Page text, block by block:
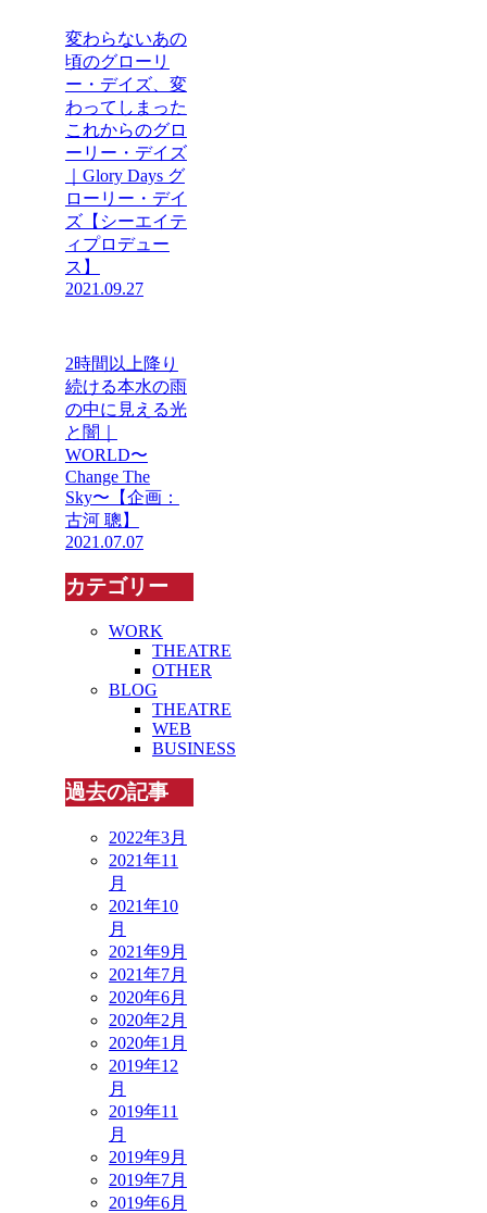
変わらないあの
頃のグローリ
ー・デイズ、変
わってしまった
これからのグロ
ーリー・デイズ
｜Glory Days グ
ローリー・デイ
ズ【シーエイテ
ィプロデュー
ス】
2021.09.27
2時間以上降り
続ける本水の雨
の中に見える光
と闇｜
WORLD〜
Change The
Sky〜【企画：
古河 聰】
2021.07.07
カテゴリー
WORK
THEATRE
OTHER
BLOG
THEATRE
WEB
BUSINESS
過去の記事
2022年3月
2021年11
月
2021年10
月
2021年9月
2021年7月
2020年6月
2020年2月
2020年1月
2019年12
月
2019年11
月
2019年9月
2019年7月
2019年6月